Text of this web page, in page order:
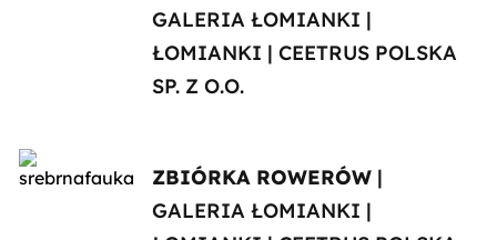
GALERIA ŁOMIANKI |
ŁOMIANKI | CEETRUS POLSKA
SP. Z O.O.
ZBIÓRKA ROWERÓW |
GALERIA ŁOMIANKI |